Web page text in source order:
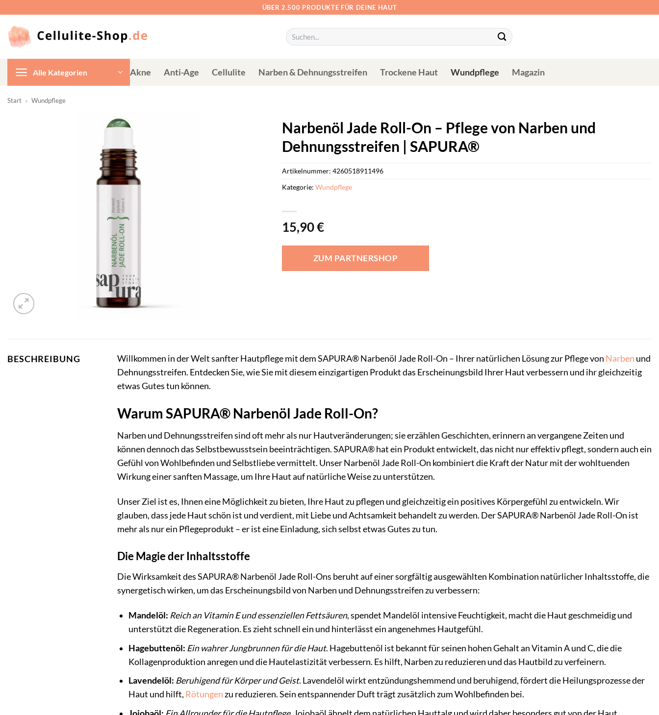
springen
ÜBER 2.500 PRODUKTE FÜR DEINE HAUT
Suchen
nach:
Alle Kategorien Akne Anti-Age Cellulite Narben & Dehnungsstreifen Trockene Haut Wundpflege Magazin
Start » Wundpflege
Narbenöl Jade Roll-On – Pflege von Narben und
Dehnungsstreifen | SAPURA®
15,90€
ZUM PARTNERSHOP
Artikelnummer: 4260518911496
Kategorie: Wundpflege
BESCHREIBUNG Willkommen in der Welt sanfter Hautpflege mit dem SAPURA® Narbenöl Jade Roll-On – Ihrer natürlichen Lösung zur Pflege von Narben und
Dehnungsstreifen. Entdecken Sie, wie Sie mit diesem einzigartigen Produkt das Erscheinungsbild Ihrer Haut verbessern und ihr gleichzeitig
etwas Gutes tun können.
Warum SAPURA® Narbenöl Jade Roll-On?
Narben und Dehnungsstreifen sind oft mehr als nur Hautveränderungen; sie erzählen Geschichten, erinnern an vergangene Zeiten und
können dennoch das Selbstbewusstsein beeinträchtigen. SAPURA® hat ein Produkt entwickelt, das nicht nur effektiv pflegt, sondern auch ein
Gefühl von Wohlbefinden und Selbstliebe vermittelt. Unser Narbenöl Jade Roll-On kombiniert die Kraft der Natur mit der wohltuenden
Wirkung einer sanften Massage, um Ihre Haut auf natürliche Weise zu unterstützen.
Unser Ziel ist es, Ihnen eine Möglichkeit zu bieten, Ihre Haut zu pflegen und gleichzeitig ein positives Körpergefühl zu entwickeln. Wir
glauben, dass jede Haut schön ist und verdient, mit Liebe und Achtsamkeit behandelt zu werden. Der SAPURA® Narbenöl Jade Roll-On ist
mehr als nur ein Pflegeprodukt – er ist eine Einladung, sich selbst etwas Gutes zu tun.
Die Magie der Inhaltsstoffe
Die Wirksamkeit des SAPURA® Narbenöl Jade Roll-Ons beruht auf einer sorgfältig ausgewählten Kombination natürlicher Inhaltsstoffe, die
synergetisch wirken, um das Erscheinungsbild von Narben und Dehnungsstreifen zu verbessern:
Mandelöl: Reich an Vitamin E und essenziellen Fettsäuren, spendet Mandelöl intensive Feuchtigkeit, macht die Haut geschmeidig und
unterstützt die Regeneration. Es zieht schnell ein und hinterlässt ein angenehmes Hautgefühl.
Hagebuttenöl: Ein wahrer Jungbrunnen für die Haut. Hagebuttenöl ist bekannt für seinen hohen Gehalt an Vitamin A und C, die die
Kollagenproduktion anregen und die Hautelastizität verbessern. Es hilft, Narben zu reduzieren und das Hautbild zu verfeinern.
Lavendelöl: Beruhigend für Körper und Geist. Lavendelöl wirkt entzündungshemmend und beruhigend, fördert die Heilungsprozesse der
Haut und hilft, Rötungenzu reduzieren. Sein entspannender Duft trägt zusätzlich zum Wohlbefinden bei.